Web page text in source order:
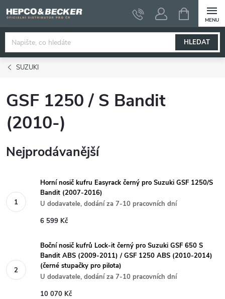
na
obsah
HLEDAT
NÁKUPNÍ
KOŠÍK
SUZUKI
GSF 1250 / S Bandit
(2010-)
Nejprodávanější
Horní nosič kufru Easyrack černý pro Suzuki GSF 1250/S
Bandit (2007-2016)
U dodavatele, dodání za 7-10 pracovních dní
6 599 Kč
Boční nosič kufrů Lock-it černý pro Suzuki GSF 650 S
Bandit ABS (2009-2011) / GSF 1250 ABS (2010-2014)
(černé stupačky pro pilota)
U dodavatele, dodání za 7-10 pracovních dní
10 070 Kč